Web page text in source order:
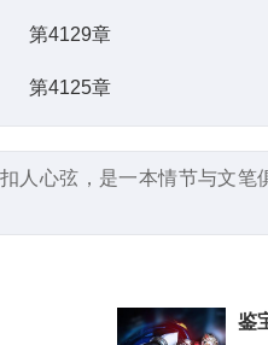
第4129章
第4125章
人心弦，是一本情节与文
鉴